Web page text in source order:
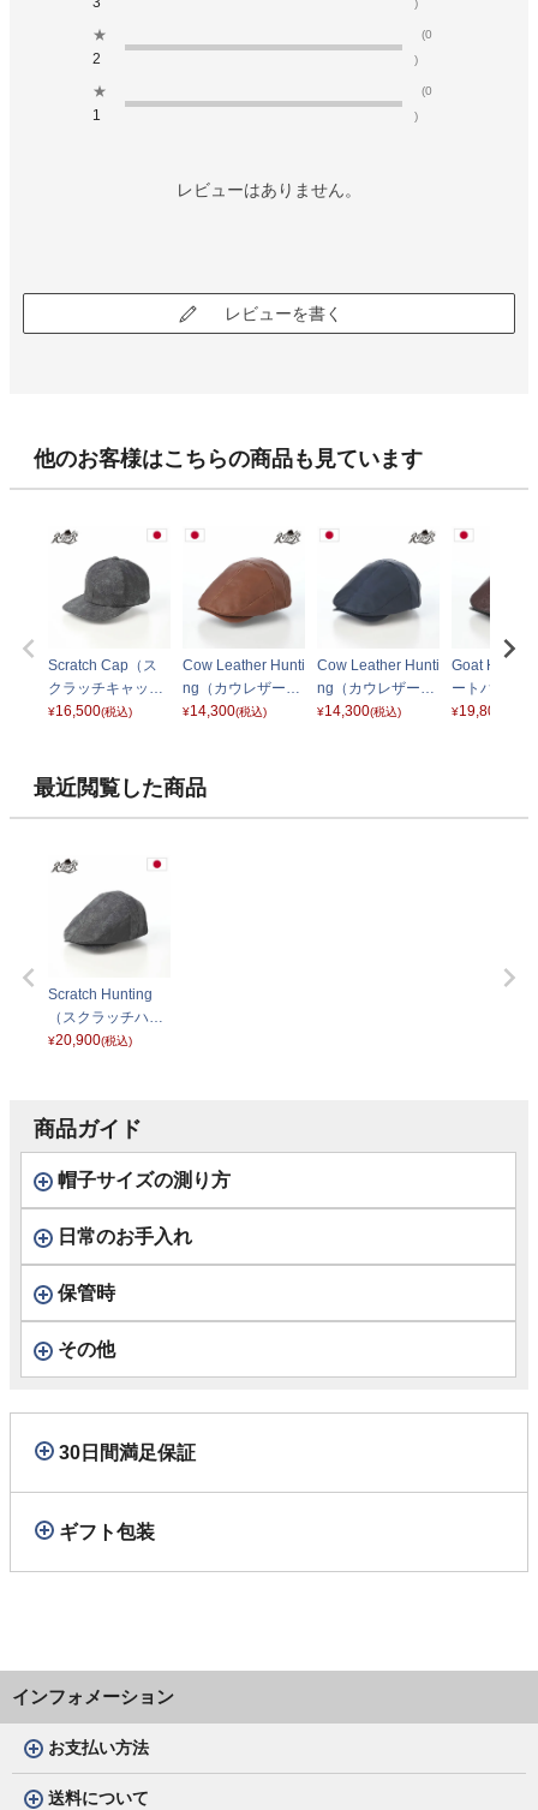
)
★
2
(0
)
★
1
(0
)
レビューはありません。
レビューを書く
他のお客様はこちらの商品も見ています
Scratch Cap（ス
クラッチキャッ
プ） ブラック
¥16,500(税込)
Cow Leather Hunti
ng（カウレザーハ
ンチング） ブラウ
¥14,300(税込)
Cow Leather Hunti
ng（カウレザーハ
ンチング） ネイビ
¥14,300(税込)
Goat
ートハンチ
ミックス
¥19,800
最近閲覧した商品
Scratch Hunting
（スクラッチハン
チング） ブラック
¥20,900(税込)
商品ガイド
帽子サイズの測り方
日常のお手入れ
保管時
その他
30日間満足保証
ギフト包装
インフォメーション
お支払い方法
送料について